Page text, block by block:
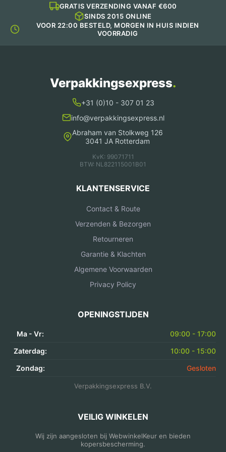
productpaginaGRATIS VERZENDING VANAF €600
SINDS 2015 ONLINE
VOOR 22:00 BESTELD, MORGEN IN HUIS INDIEN
VOORRADIG
Verpakkingsexpress.
+31 (0)10 - 307 01 23
info@verpakkingsexpress.nl
Abraham van Stolkweg 126
3041 JA Rotterdam
KvK: 99071711
BTW: NL822115001B01
KLANTENSERVICE
Contact & Route
Verzenden & Bezorgen
Retourneren
Garantie & Klachten
Algemene Voorwaarden
Privacy Policy
OPENINGSTIJDEN
Ma - Vr:
09:00 - 17:00
Zaterdag:
10:00 - 15:00
Zondag:
Gesloten
Verpakkingsexpress B.V.
VEILIG WINKELEN
Wij zijn aangesloten bij WebwinkelKeur en bieden
kopersbescherming.